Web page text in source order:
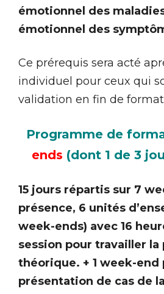
émotionnel des
émotionnel des
Ce prérequis sera acté
individuel pour ceux qui
validation en fin de
Programme de
ends (dont 1 de 3
15 jours répartis sur 7
présence, 6 unités
week-ends) avec 16
session pour travailler la
théorique. + 1 week-end
présentation de cas de